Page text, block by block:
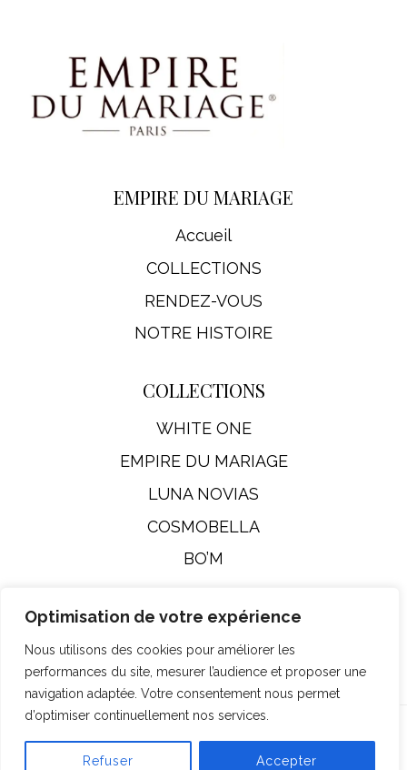
Optimisation de votre expérience
Nous utilisons des cookies pour améliorer les
performances du site, mesurer l’audience et proposer une
navigation adaptée. Votre consentement nous permet
d’optimiser continuellement nos services.
Refuser Accepter
EMPIRE DU MARIAGE
Accueil
COLLECTIONS
RENDEZ-VOUS
NOTRE HISTOIRE
COLLECTIONS
WHITE ONE
EMPIRE DU MARIAGE
LUNA NOVIAS
COSMOBELLA
BO’M
© Empire Du Mariage 2026